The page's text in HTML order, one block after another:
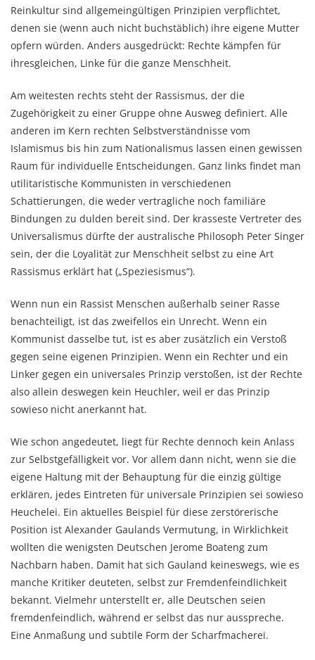
Reinkultur sind allgemeingültigen Prinzipien verpflichtet,
denen sie (wenn auch nicht buchstäblich) ihre eigene Mutter
opfern würden. Anders ausgedrückt: Rechte kämpfen für
ihresgleichen, Linke für die ganze Menschheit.
Am weitesten rechts steht der Rassismus, der die
Zugehörigkeit zu einer Gruppe ohne Ausweg definiert. Alle
anderen im Kern rechten Selbstverständnisse vom
Islamismus bis hin zum Nationalismus lassen einen gewissen
Raum für individuelle Entscheidungen. Ganz links findet man
utilitaristische Kommunisten in verschiedenen
Schattierungen, die weder vertragliche noch familiäre
Bindungen zu dulden bereit sind. Der krasseste Vertreter des
Universalismus dürfte der australische Philosoph Peter Singer
sein, der die Loyalität zur Menschheit selbst zu eine Art
Rassismus erklärt hat („Speziesismus“).
Wenn nun ein Rassist Menschen außerhalb seiner Rasse
benachteiligt, ist das zweifellos ein Unrecht. Wenn ein
Kommunist dasselbe tut, ist es aber zusätzlich ein Verstoß
gegen seine eigenen Prinzipien. Wenn ein Rechter und ein
Linker gegen ein universales Prinzip verstoßen, ist der Rechte
also allein deswegen kein Heuchler, weil er das Prinzip
sowieso nicht anerkannt hat.
Wie schon angedeutet, liegt für Rechte dennoch kein Anlass
zur Selbstgefälligkeit vor. Vor allem dann nicht, wenn sie die
eigene Haltung mit der Behauptung für die einzig gültige
erklären, jedes Eintreten für universale Prinzipien sei sowieso
Heuchelei. Ein aktuelles Beispiel für diese zerstörerische
Position ist Alexander Gaulands Vermutung, in Wirklichkeit
wollten die wenigsten Deutschen Jerome Boateng zum
Nachbarn haben. Damit hat sich Gauland keineswegs, wie es
manche Kritiker deuteten, selbst zur Fremdenfeindlichkeit
bekannt. Vielmehr unterstellt er, alle Deutschen seien
fremdenfeindlich, während er selbst das nur ausspreche.
Eine Anmaßung und subtile Form der Scharfmacherei.